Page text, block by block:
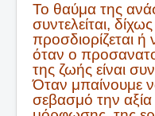
Το θαύμα της
συντελείται,
προσδιορίζεται
όταν ο
της ζωής είναι
Όταν μπαίνουμε
σεβασμό την αξία